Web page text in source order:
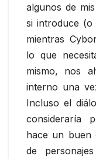
algunos de
si introduce (o
mientras
lo que
mismo, nos
interno una
Incluso el
consideraría
hace un buen
de